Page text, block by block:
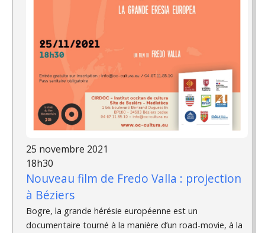
25 novembre 2021
18h30
Nouveau film de Fredo Valla : projection
à Béziers
Bogre, la grande hérésie européenne est un
documentaire tourné à la manière d’un road-movie, à la